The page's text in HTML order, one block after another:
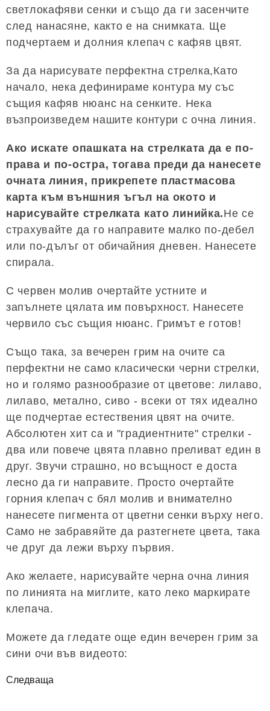
светлокафяви сенки и също да ги засенчите
след нанасяне, както е на снимката. Ще
подчертаем и долния клепач с кафяв цвят.
За да нарисувате перфектна стрелка,Като
начало, нека дефинираме контура му със
същия кафяв нюанс на сенките. Нека
възпроизведем нашите контури с очна линия.
Ако искате опашката на стрелката да е по-
права и по-остра, тогава преди да нанесете
очната линия, прикрепете пластмасова
карта към външния ъгъл на окото и
нарисувайте стрелката като линийка.Не се
страхувайте да го направите малко по-дебел
или по-дълъг от обичайния дневен. Нанесете
спирала.
С червен молив очертайте устните и
запълнете цялата им повърхност. Нанесете
червило със същия нюанс. Гримът е готов!
Също така, за вечерен грим на очите са
перфектни не само класически черни стрелки,
но и голямо разнообразие от цветове: лилаво,
лилаво, метално, сиво - всеки от тях идеално
ще подчертае естествения цвят на очите.
Абсолютен хит са и "градиентните" стрелки -
два или повече цвята плавно преливат един в
друг. Звучи страшно, но всъщност е доста
лесно да ги направите. Просто очертайте
горния клепач с бял молив и внимателно
нанесете пигмента от цветни сенки върху него.
Само не забравяйте да разтегнете цвета, така
че друг да лежи върху първия.
Ако желаете, нарисувайте черна очна линия
по линията на миглите, като леко маркирате
клепача.
Можете да гледате още един вечерен грим за
сини очи във видеото:
Следваща